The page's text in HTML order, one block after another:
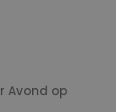
Avond op